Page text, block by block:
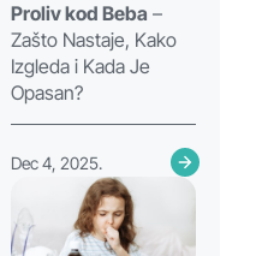
Proliv kod Beba –
Zašto Nastaje, Kako
Izgleda i Kada Je
Opasan?
Dec 4, 2025.